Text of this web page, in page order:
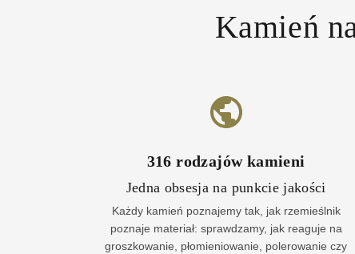
Kamień
316 rodzajów kamieni
Jedna obsesja na punkcie jakości
Każdy kamień poznajemy tak, jak rzemieślnik
poznaje materiał: sprawdzamy, jak reaguje na
groszkowanie, płomieniowanie, polerowanie czy